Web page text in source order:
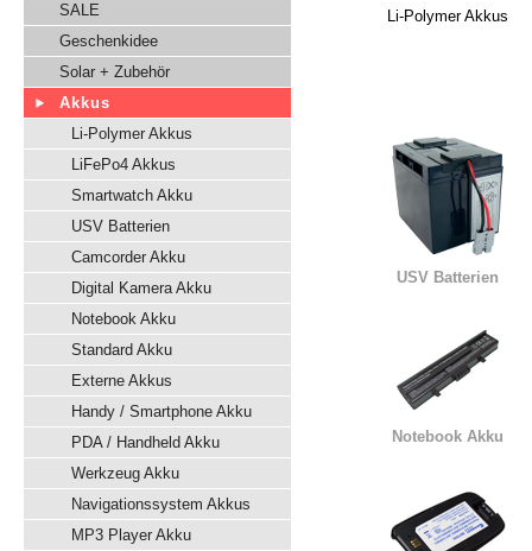
SALE
Geschenkidee
Solar + Zubehör
Akkus
Li-Polymer Akkus
LiFePo4 Akkus
Smartwatch Akku
USV Batterien
Camcorder Akku
Digital Kamera Akku
Notebook Akku
Standard Akku
Externe Akkus
Handy / Smartphone Akku
PDA / Handheld Akku
Werkzeug Akku
Navigationssystem Akkus
MP3 Player Akku
Li-Polymer Akkus
USV Batterien
Notebook Akku